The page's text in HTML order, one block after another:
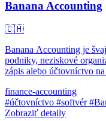
Banana Accounting
🇨🇭
Banana Accounting je
podniky, neziskové
zápis alebo účtovníctvo
finance-accounting
#účtovníctvo #softvér
Zobraziť detaily